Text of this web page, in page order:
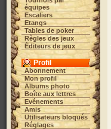
équipes
Escaliers
Etangs
Tables de poker
Règles des jeux
Éditeurs de jeux
Profil
Abonnement
Mon profil
Albums photo
Boîte aux lettres
Evénements
Amis
Utilisateurs bloqués
Réglages